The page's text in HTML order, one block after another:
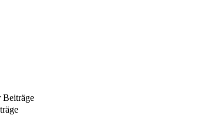
Beiträge